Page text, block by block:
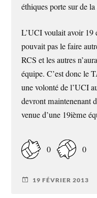
éthiques porte sur de
L’UCI voulait avoir 19
pouvait pas le faire
RCS et les autres
équipe. C’est donc le
une volonté de l’UCI
devront maintenenant
venue d’une 19ième
0 0
19 FÉVRIER 2013